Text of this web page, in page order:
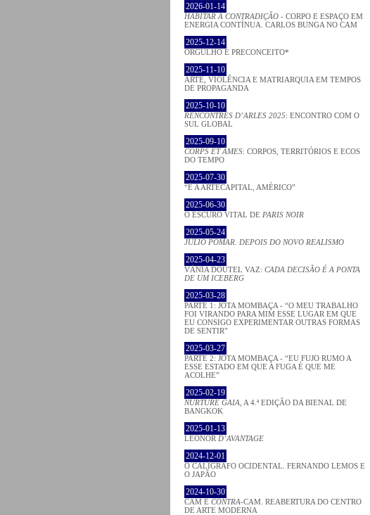
2026-01-14
HABITAR A CONTRADIÇÃO - CORPO E ESPAÇO EM
ENERGIA CONTÍNUA. CARLOS BUNGA NO CAM
2025-12-14
ORGULHO E PRECONCEITO*
2025-11-10
ARTE, VIOLÊNCIA E MATRIARQUIA EM TEMPOS
DE PROPAGANDA
2025-10-10
RENCONTRES D’ARLES 2025: ENCONTRO COM O
SUL GLOBAL
2025-09-10
CORPS ET ÂMES: CORPOS, TERRITÓRIOS E ECOS
DO TEMPO
2025-07-30
“É A ARTECAPITAL, AMÉRICO”
2025-06-30
O ESCURO VITAL DE PARIS NOIR
2025-05-24
JÚLIO POMAR. DEPOIS DO NOVO REALISMO
2025-04-23
VÂNIA DOUTEL VAZ: CADA DECISÃO É A PONTA
DE UM ICEBERG
2025-03-28
PARTE 1: JOTA MOMBAÇA - “O MEU TRABALHO
FOI VIRANDO PARA MIM ESSE LUGAR EM QUE
EU CONSIGO EXPERIMENTAR OUTRAS FORMAS
DE SENTIR”
2025-03-27
PARTE 2: JOTA MOMBAÇA - “EU FUJO RUMO A
ESSE ESTADO EM QUE A FUGA É QUE ME
ACOLHE”
2025-02-19
NURTURE GAIA , A 4.ª EDIÇÃO DA BIENAL DE
BANGKOK
2025-01-13
LEONOR D’AVANTAGE
2024-12-01
O CALÍGRAFO OCIDENTAL. FERNANDO LEMOS E
O JAPÃO
2024-10-30
CAM E CONTRA-CAM. REABERTURA DO CENTRO
DE ARTE MODERNA